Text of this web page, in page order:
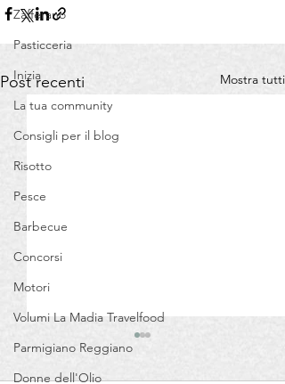
Zafferano
Pasticceria
Inizia
La tua community
Consigli per il blog
Risotto
Pesce
Barbecue
Concorsi
Motori
Volumi La Madia Travelfood
Parmigiano Reggiano
Donne dell'Olio
Post recenti Mostra tutti